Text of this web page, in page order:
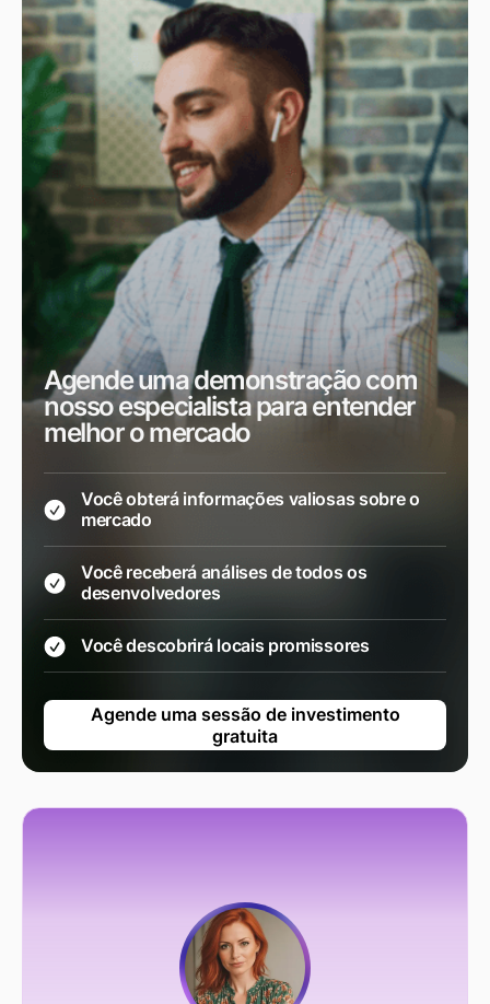
Agende uma demonstração com
nosso especialista para entender
melhor o mercado
Você obterá informações valiosas sobre o
mercado
Você receberá análises de todos os
desenvolvedores
Você descobrirá locais promissores
Agende uma sessão de investimento
gratuita